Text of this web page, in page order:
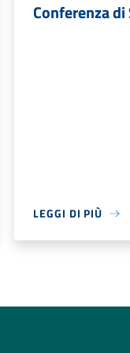
Conferenza
LEGGI DI PIÙ